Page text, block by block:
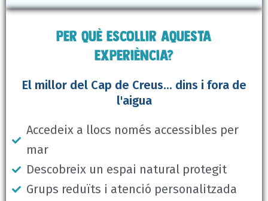
Per què escollir aquesta
experiència?
El millor del Cap de Creus... dins i fora de
l'aigua
Accedeix a llocs només accessibles per
mar
Descobreix un espai natural protegit
Grups reduïts i atenció personalitzada